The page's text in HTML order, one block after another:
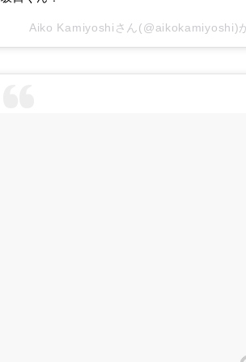
Aiko Kamiyoshiさん(@aikokamiyoshi)